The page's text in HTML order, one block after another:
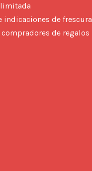
indicaciones de frescura
compradores de regalos